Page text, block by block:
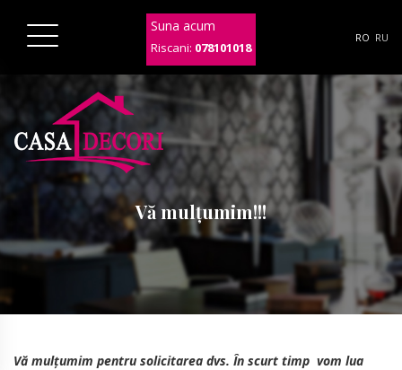
Suna acum
Riscani: 078101018
RO RU
Vă mulțumim!!!
Vă mulțumim pentru solicitarea dvs. În scurt timp vom lua